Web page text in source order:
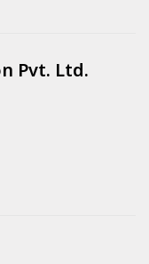
Pvt. Ltd.